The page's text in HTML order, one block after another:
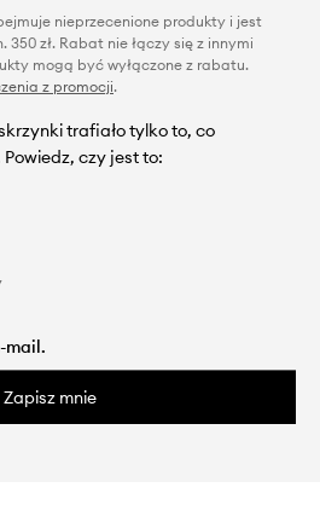
nieprzecenione produkty i jest
zł. Rabat nie łączy się z innymi
mogą być wyłączone z rabatu.
z promocji.
trafiało tylko to, co
czy jest to:
Zapisz mnie